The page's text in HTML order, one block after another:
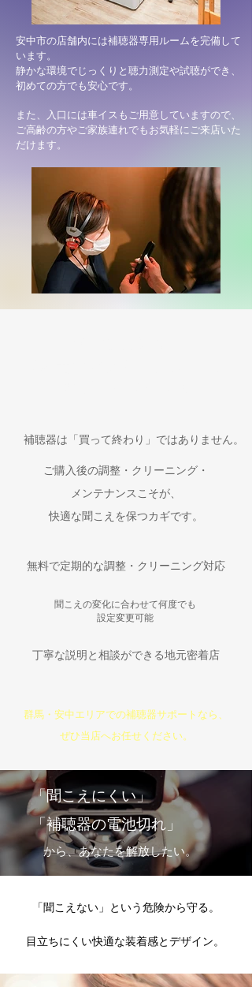
安中市の店舗内には補聴器専用ルームを完備して
います。
静かな環境でじっくりと聴力測定や試聴ができ、
初めての方でも安心です。
また、入口には車イスもご用意していますので、
ご高齢の方やご家族連れでもお気軽にご来店いた
だけます。
補聴器は「買って終わり」ではありません。
ご購入後の調整・クリーニング・
メンテナンスこそが、
快適な聞こえを保つカギです。
無料で定期的な調整・クリーニング対応
聞こえの変化に合わせて何度でも
設定変更可能
丁寧な説明と相談ができる地元密着店
群馬・安中エリアでの補聴器サポートなら、
ぜひ当店へお任せください。
「聞こえにくい」
​「補聴器の電池切れ」
から、あなたを解放したい。
「聞こえない」という危険から守る。
目立ちにくい快適な装着感とデザイン。